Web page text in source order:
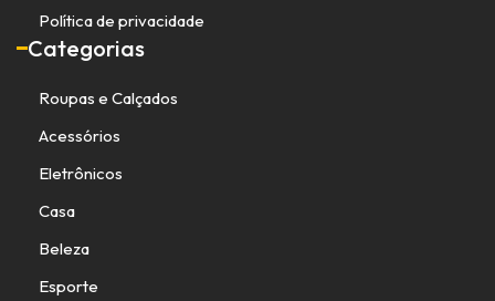
Política de privacidade
Categorias
Roupas e Calçados
Acessórios
Eletrônicos
Casa
Beleza
Esporte